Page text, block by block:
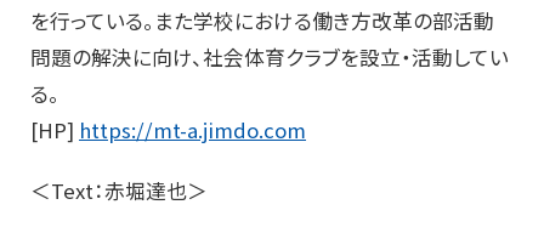
を行っている。また学校における働き方改革の部活動
問題の解決に向け、社会体育クラブを設立・活動してい
る。
[HP] https://mt-a.jimdo.com
＜Text：赤堀達也＞